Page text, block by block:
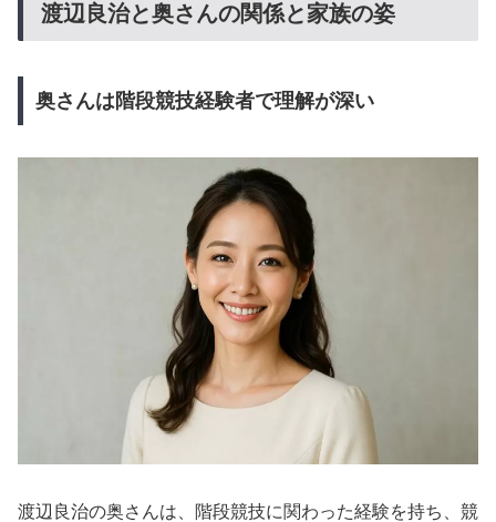
渡辺良治と奥さんの関係と家族の姿
奥さんは階段競技経験者で理解が深い
渡辺良治の奥さんは、階段競技に関わった経験を持ち、競